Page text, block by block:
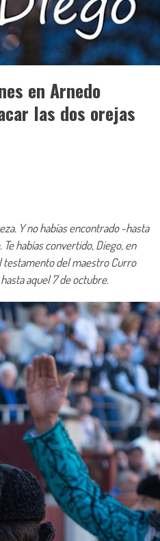
en Arnedo
las dos orejas
Y no habías encontrado -hasta
habías convertido, Diego, en
testamento del maestro Curro
aquel 7 de octubre.